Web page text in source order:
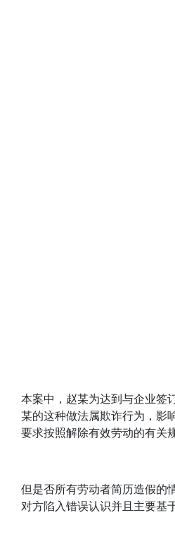
本案中，赵某为达到与企业签
某的这种做法属欺诈行为，影
要求按照解除有效劳动的有关
但是否所有劳动者简历造假的
对方陷入错误认识并且主要基